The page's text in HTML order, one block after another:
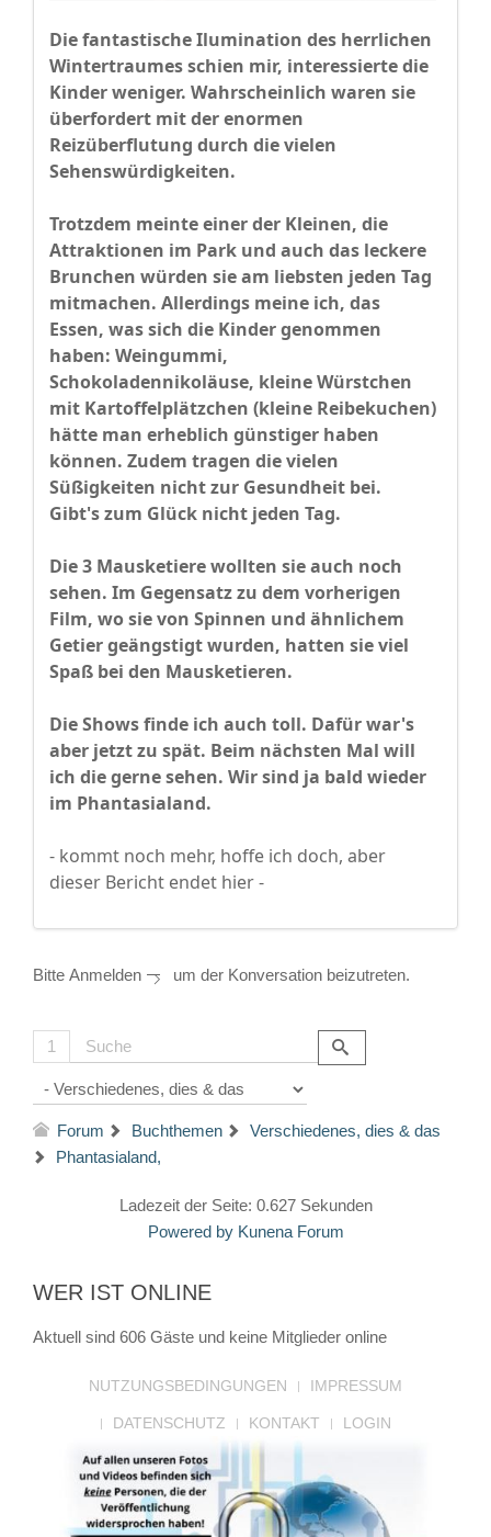
Die fantastische Ilumination des herrlichen
Wintertraumes schien mir, interessierte die
Kinder weniger. Wahrscheinlich waren sie
überfordert mit der enormen
Reizüberflutung durch die vielen
Sehenswürdigkeiten.
Trotzdem meinte einer der Kleinen, die
Attraktionen im Park und auch das leckere
Brunchen würden sie am liebsten jeden Tag
mitmachen. Allerdings meine ich, das
Essen, was sich die Kinder genommen
haben: Weingummi,
Schokoladennikoläuse, kleine Würstchen
mit Kartoffelplätzchen (kleine Reibekuchen)
hätte man erheblich günstiger haben
können. Zudem tragen die vielen
Süßigkeiten nicht zur Gesundheit bei.
Gibt's zum Glück nicht jeden Tag.
Die 3 Mausketiere wollten sie auch noch
sehen. Im Gegensatz zu dem vorherigen
Film, wo sie von Spinnen und ähnlichem
Getier geängstigt wurden, hatten sie viel
Spaß bei den Mausketieren.
Die Shows finde ich auch toll. Dafür war's
aber jetzt zu spät. Beim nächsten Mal will
ich die gerne sehen. Wir sind ja bald wieder
im Phantasialand.
- kommt noch mehr, hoffe ich doch, aber
dieser Bericht endet hier -
Bitte Anmelden um der Konversation beizutreten.
1
Forum Buchthemen
Verschiedenes, dies & das
Phantasialand,
Ladezeit der Seite: 0.627 Sekunden
Powered by Kunena Forum
WER IST ONLINE
Aktuell sind 606 Gäste und keine Mitglieder online
NUTZUNGSBEDINGUNGEN IMPRESSUM
DATENSCHUTZ KONTAKT LOGIN